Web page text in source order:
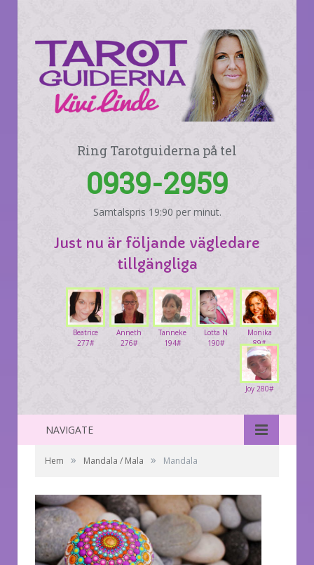
Ring Tarotguiderna på tel
0939-2959
Samtalspris 19:90 per minut.
Just nu är följande vägledare
tillgängliga
Monika
89#
Lotta N
190#
Tanneke
194#
Anneth
276#
Beatrice
277#
Joy 280#
NAVIGATE
Hem » Mandala / Mala » Mandala